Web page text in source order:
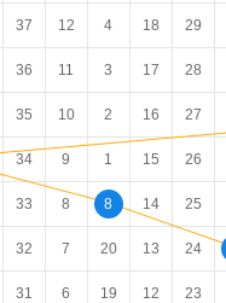
37 12 4 18 29
36 11 3 17 28
35 10 2 16 27
34 9 1 15 26
33 8 8 14 25
32 7 20 13 24
31 6 19 12 23